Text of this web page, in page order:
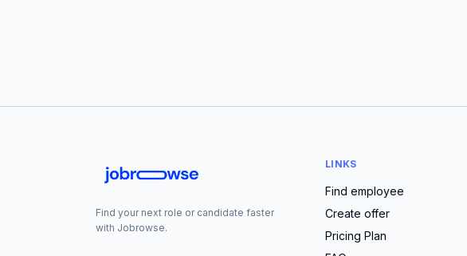
Find your next role or candidate faster
with Jobrowse.
LINKS
Find employee
Create offer
Pricing Plan